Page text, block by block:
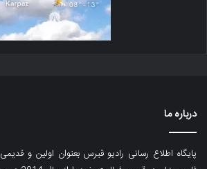
درباره ما
پایگاه اطلاع رسانی رادیو قبرس بعنوان اولین و